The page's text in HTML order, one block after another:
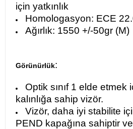
için yatkınlık
Homologasyon: ECE
Ağırlık: 1550 +/-50gr (M)
Görünürlük:
Optik sınıf 1 elde etmek
kalınlığa sahip vizör.
Vizör, daha iyi stabilite
PEND kapağına sahiptir